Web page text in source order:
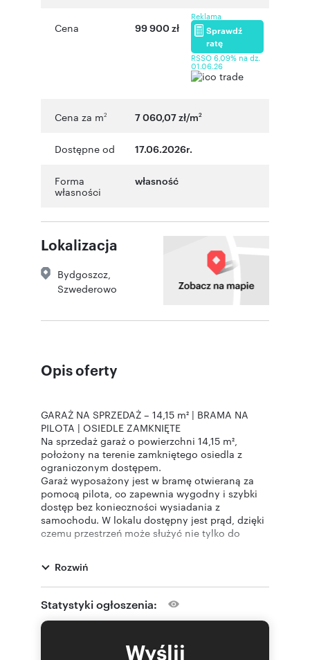
Cena 99 900 zł
Reklama
Sprawdź
ratę
RSSO 6,09% na dz.
01.06.26
Cena za m2 7 060,07 zł/m2
Dostępne od 17.06.2026r.
Forma
własności
własność
Lokalizacja
Bydgoszcz
Szwederowo
Opis oferty
GARAŻ NA SPRZEDAŻ – 14,15 m² | BRAMA NA
PILOTA | OSIEDLE ZAMKNIĘTE
Na sprzedaż garaż o powierzchni 14,15 m²,
położony na terenie zamkniętego osiedla z
ograniczonym dostępem.
Garaż wyposażony jest w bramę otwieraną za
pomocą pilota, co zapewnia wygodny i szybki
dostęp bez konieczności wysiadania z
samochodu. W lokalu dostępny jest prąd, dzięki
czemu przestrzeń może służyć nie tylko do
narzędzi.
Atuty nieruchomości:
• powierzchnia 14,15 m²
• brama sterowana pilotem
• dostęp do energii elektrycznej
• bezpieczna lokalizacja
Rozwiń
Statystyki ogłoszenia:
Wyślij